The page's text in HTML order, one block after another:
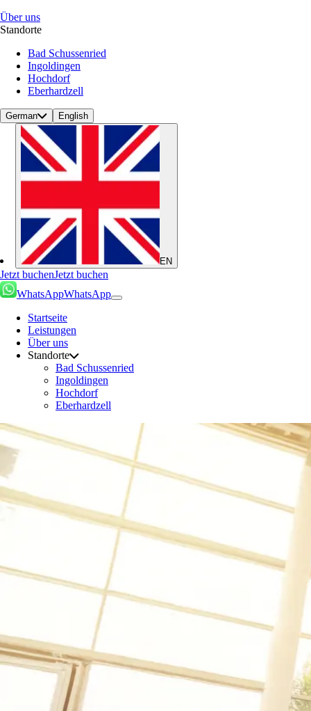
Über uns
Standorte
Bad Schussenried
Ingoldingen
Hochdorf
Eberhardzell
German English
EN
Jetzt buchenJetzt buchen
WhatsAppWhatsApp
Startseite
Leistungen
Über uns
Standorte
Bad Schussenried
Ingoldingen
Hochdorf
Eberhardzell